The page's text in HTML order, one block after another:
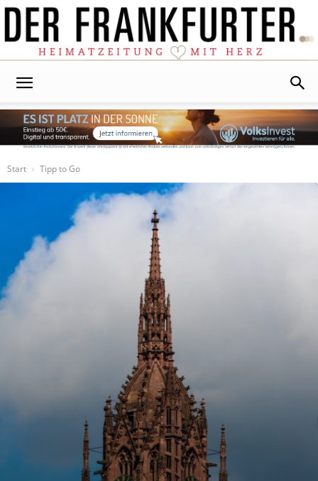
Start
Tipp to Go